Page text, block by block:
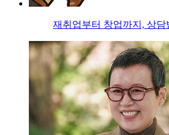
재취업부터 창업까지, 상